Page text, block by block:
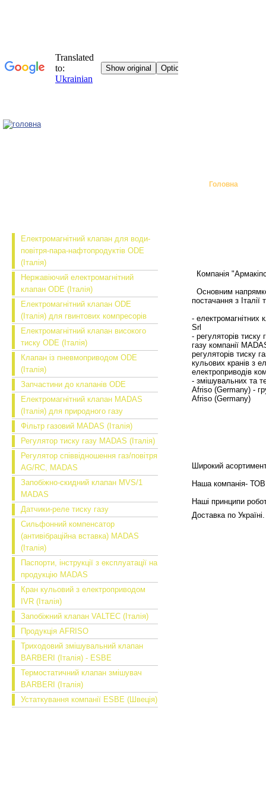
Головна
Електромагнітний клапан для води-
повітря-пара-нафтопродуктів ODE
(Італія)
Нержавіючий електромагнітний
клапан ODE (Італія)
Електромагнітний клапан ODE
(Італія) для гвинтових компресорів
Електромагнітний клапан високого
тиску ODE (Італія)
Клапан із пневмоприводом ODE
(Італія)
Запчастини до клапанів ODE
Електромагнітний клапан MADAS
(Італія) для природного газу
Фільтр газовий MADAS (Італія)
Регулятор тиску газу MADAS (Італія)
Регулятор співвідношення газ/повітря
AG/RC, MADAS
Запобіжно-скидний клапан MVS/1
MADAS
Датчики-реле тиску газу
Сильфонний компенсатор
(антивібраційна вставка) MADAS
(Італія)
Паспорти, інструкції з експлуатації на
продукцію MADAS
Кран кульовий з електроприводом
IVR (Італія)
Запобіжний клапан VALTEC (Італія)
Продукція AFRISO
Триходовий змішувальний клапан
BARBERI (Італія) - ESBE
Термостатичний клапан змішувач
BARBERI (Італія)
Устаткування компанії ESBE (Швеція)
Компанія
Основним
постачання з Італії
- електромагнітних
Srl
- регуляторів
газу компанії
регуляторів тиску
кульових кранів з
електроприводів
- змішувальних та
Afriso (Germany) -
Afriso (Germany)
Широкий
Наша компанія- ТОВ
Наші принципи
Доставка по